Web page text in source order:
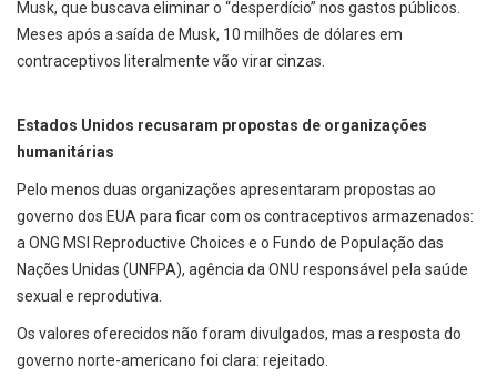
Musk, que buscava eliminar o “desperdício” nos gastos públicos.
Meses após a saída de Musk, 10 milhões de dólares em
contraceptivos literalmente vão virar cinzas.
Estados Unidos recusaram propostas de organizações
humanitárias
Pelo menos duas organizações apresentaram propostas ao
governo dos EUA para ficar com os contraceptivos armazenados:
a ONG MSI Reproductive Choices e o Fundo de População das
Nações Unidas (UNFPA), agência da ONU responsável pela saúde
sexual e reprodutiva.
Os valores oferecidos não foram divulgados, mas a resposta do
governo norte-americano foi clara: rejeitado.